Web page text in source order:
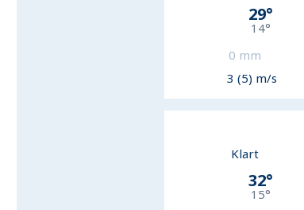
29°
14°
0 mm
3 (5) m/s
Klart
32°
15°